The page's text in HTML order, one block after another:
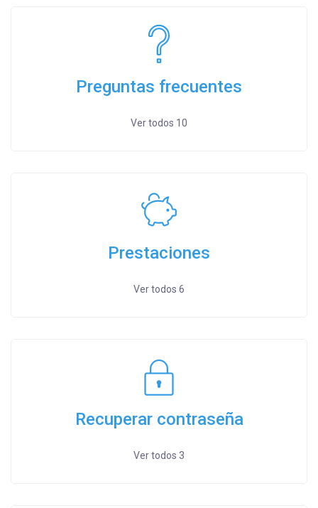
Preguntas frecuentes
Ver todos 10
Prestaciones
Ver todos 6
Recuperar contraseña
Ver todos 3